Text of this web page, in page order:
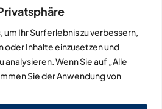
Ihr Surferlebnis zu verbessern,
oder Inhalte einzusetzen und
Wenn Sie auf „Alle
Sie der Anwendung von